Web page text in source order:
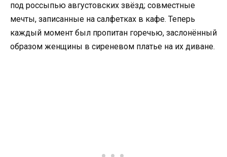
под россыпью августовских звёзд; совместные
мечты, записанные на салфетках в кафе. Теперь
каждый момент был пропитан горечью, заслонённый
образом женщины в сиреневом платье на их диване.